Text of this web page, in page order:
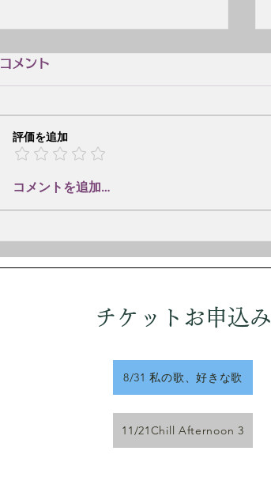
はじめ、1928.2.4~2004.8.14）
京都府出身の詩人、英米文学者、
翻訳家、童話作家、作詞家。
在学中に「トロイカ文学集団」に
参加し、詩や小説を執筆。1953
政大学教授（1991年退職）。 彼
三善晃、信長貴富、石井眞木、高
コメント
評価を追加
コメントを追加…
チケットお申込み
8/31 私の歌、好きな歌
11/21Chill Afternoon 3